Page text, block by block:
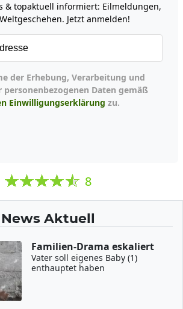
& topaktuell informiert: Eilmeldungen,
Jetzt anmelden!
Daten gemäß
Einwilligungserklärung zu.
8
News Aktuell
Familien-Drama eskaliert
Vater soll eigenes Baby (1)
enthauptet haben